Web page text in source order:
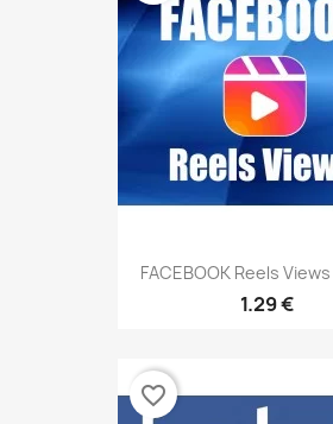
FACEBOOK Reels
1.29 €
favorite_border